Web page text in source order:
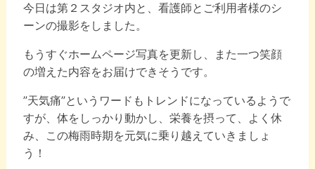
今日は第２スタジオ内と、看護師とご利用者様のシ
ーンの撮影をしました。
もうすぐホームページ写真を更新し、また一つ笑顔
の増えた内容をお届けできそうです。
”天気痛”というワードもトレンドになっているようで
すが、体をしっかり動かし、栄養を摂って、よく休
み、この梅雨時期を元気に乗り越えていきましょ
う！